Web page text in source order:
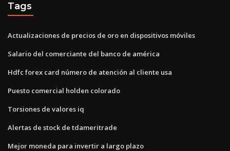
Tags
Actualizaciones de precios de oro en dispositivos móviles
Salario del comerciante del banco de américa
Hdfc forex card número de atención al cliente usa
Puesto comercial holden colorado
Torsiones de valores iq
Alertas de stock de tdameritrade
Mejor moneda para invertir a largo plazo